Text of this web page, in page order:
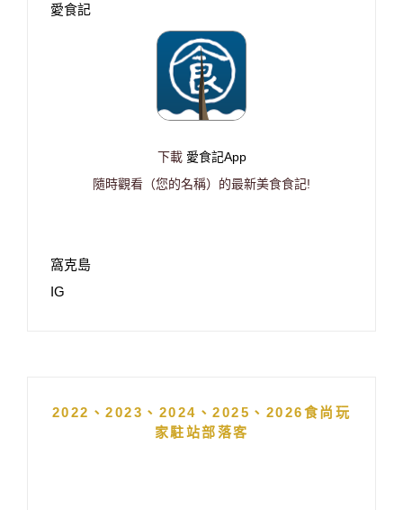
愛食記
下載 愛食記App
隨時觀看（您的名稱）的最新美食食記!
窩克島
IG
2022、2023、2024、2025、2026食尚玩
家駐站部落客